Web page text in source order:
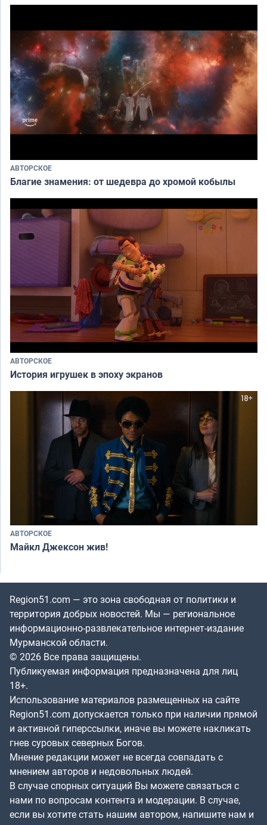
АВТОРСКОЕ
Благие знамения: от шедевра до хромой кобылы
АВТОРСКОЕ
История игрушек в эпоху экранов
АВТОРСКОЕ
Майкл Джексон жив!
Region51.com — это зона свободная от политики и
территория добрых новостей. Мы — региональное
информационно-развлекательное интернет-издание
Мурманской области.
© 2026 Все права защищены.
Публикуемая информация предназначена для лиц
18+.
Использование материалов размещенных на сайте
Region51.com допускается только при наличии прямой
и активной гиперссылки, иначе вы можете накликать
гнев суровых северных Богов.
Мнение редакции может не всегда совпадать с
мнением авторов и недовольных людей.
В случае спорных ситуаций Вы можете связаться с
нами по вопросам контента и модерации. В случае,
если вы хотите стать нашим автором, напишите нам и